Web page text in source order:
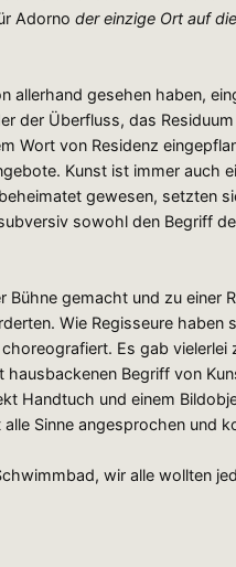
Adorno der einzige Ort auf
allerhand gesehen haben,
der Überfluss, das
Wort von Residenz
Kunst ist immer auch
gewesen, setzten
sowohl den Begriff
gemacht und zu einer
Wie Regisseure haben
Es gab vielerlei
Begriff von
Handtuch und einem
Sinne angesprochen und
wir alle wollten